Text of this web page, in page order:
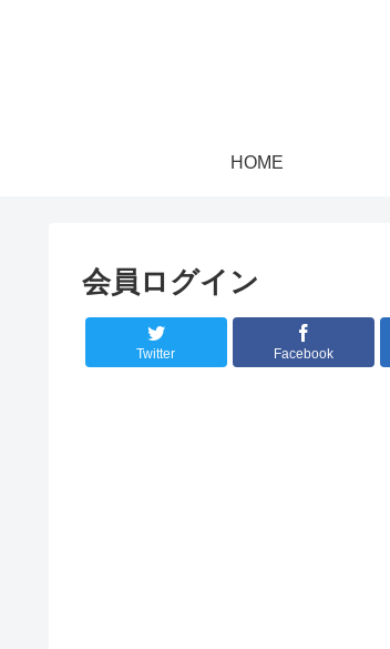
HOME
会員ログイン
Twitter Facebook